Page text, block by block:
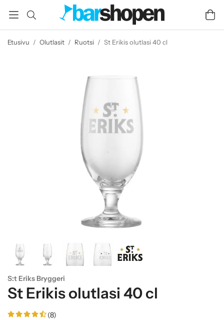
Etusivu / Olutlasit / Ruotsi / St Erikis olutlasi 40 cl
S:t Eriks Bryggeri
St Erikis olutlasi 40 cl
(8)